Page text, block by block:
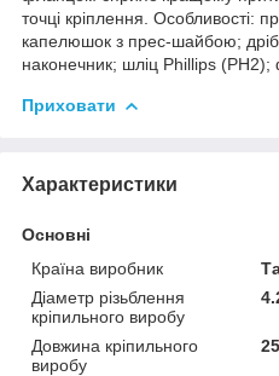
точці кріплення. Особливості:
капелюшок з прес-шайбою;
наконечник; шліц Phillips (PH2);
Приховати
Характеристики
Основні
Країна виробник
Діаметр різьблення
кріпильного виробу
Довжина кріпильного
виробу